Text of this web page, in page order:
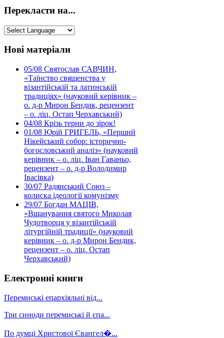
Перекласти на...
Нові матеріали
05/08 Святослав САВЧИН,
«Таїнство священства у
візантійській та латинській
традиціях» (науковий керівник –
о. д-р Мирон Бендик, рецензент
– о. ліц. Остап Черхавський)
04/08 Крізь терни до зірок!
01/08 Юрій ГРИГЕЛЬ, «Перший
Нікейський собор: історично-
богословський аналіз» (науковий
керівник – о. ліц. Іван Гаваньо,
рецензент – о. д-р Володимир
Івасівка)
30/07 Радянський Союз –
колиска ідеології комунізму
29/07 Богдан МАЦІВ,
«Вшанування святого Миколая
Чудотворця у візантійській
літургійній традиції» (науковий
керівник – о. д-р Мирон Бендик,
рецензент – о. ліц. Остап
Черхавський)
Електронні книги
Перемиські епархіяльні від...
Три синоди перемиські й єпа...
По думці Христової Євангел�...